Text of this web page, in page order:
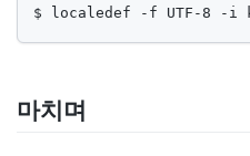
$ localedef -f UTF-8 -i
마치며